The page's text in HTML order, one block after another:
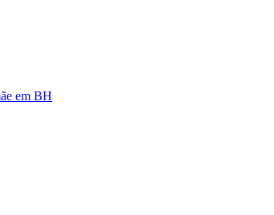
em BH